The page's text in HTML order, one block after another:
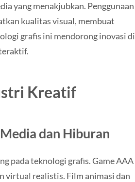
yang menakjubkan. Penggunaan
kualitas visual, membuat
grafis ini mendorong inovasi di
Kreatif
dan Hiburan
pada teknologi grafis. Game AAA
virtual realistis. Film animasi dan